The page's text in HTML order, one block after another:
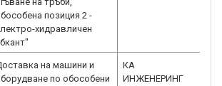
позиция 2 -
хидравличен
на машини и
по обособени
КА
ИНЖЕНЕРИНГ